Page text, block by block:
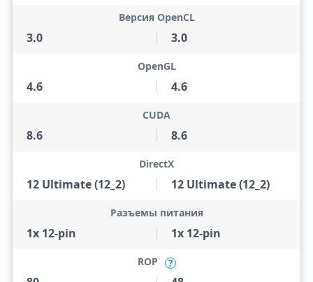
3.0
Версия OpenCL
3.0
4.6
OpenGL
4.6
8.6
CUDA
8.6
12 Ultimate (12_2)
DirectX
12 Ultimate (12_2)
1x 12-pin
Разъемы питания
1x 12-pin
ROP ?